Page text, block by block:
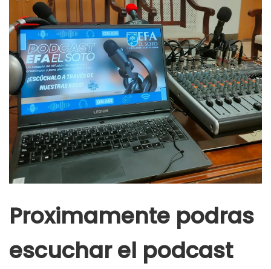
Proximamente podras
escuchar el podcast